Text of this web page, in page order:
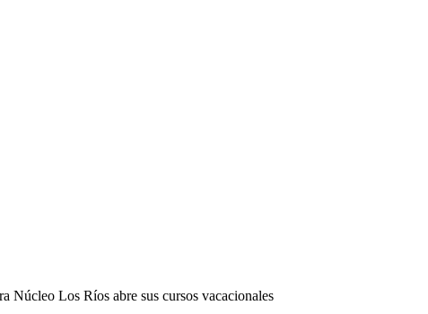
Núcleo Los Ríos abre sus cursos vacacionales